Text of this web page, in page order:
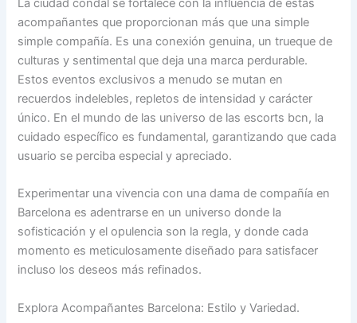
La ciudad condal se fortalece con la influencia de estas
acompañantes que proporcionan más que una simple
simple compañía. Es una conexión genuina, un trueque de
culturas y sentimental que deja una marca perdurable.
Estos eventos exclusivos a menudo se mutan en
recuerdos indelebles, repletos de intensidad y carácter
único. En el mundo de las universo de las escorts bcn, la
cuidado específico es fundamental, garantizando que cada
usuario se perciba especial y apreciado.
Experimentar una vivencia con una dama de compañía en
Barcelona es adentrarse en un universo donde la
sofisticación y el opulencia son la regla, y donde cada
momento es meticulosamente diseñado para satisfacer
incluso los deseos más refinados.
Explora Acompañantes Barcelona: Estilo y Variedad.